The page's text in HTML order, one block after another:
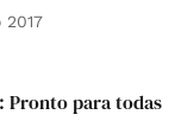
2017
Pronto para todas